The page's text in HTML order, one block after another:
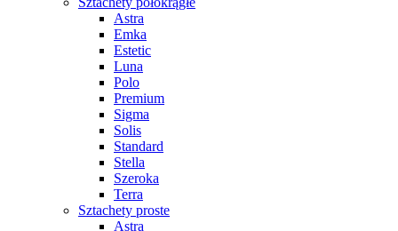
Astra
Emka
Estetic
Luna
Polo
Premium
Sigma
Solis
Standard
Stella
Szeroka
Terra
Sztachety proste
Astra